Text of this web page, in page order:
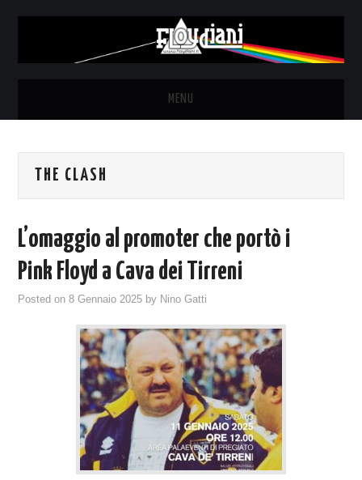
MENU
NEWS
SYD BARRETT – ALLE SOGLIE
DELL’ALBA
COVER & TRIBUTI
DISCOGRAFIA
THE CLASH
L’omaggio al promoter che portò i
Pink Floyd a Cava dei Tirreni
Posted on8 Gennaio 2025 by Nino Gatti